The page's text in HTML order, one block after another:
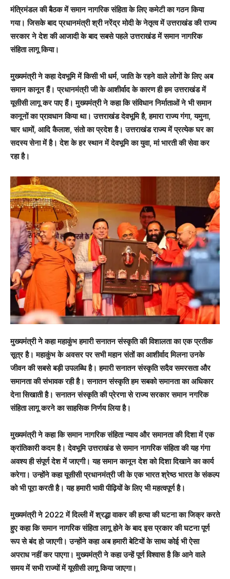
मंत्रिमंडल की बैठक में समान नागरिक संहिता के लिए कमेटी का गठन किया
गया। जिसके बाद प्रधानमंत्री श्री नरेंद्र मोदी के नेतृत्व में उत्तराखंड की राज्य
सरकार ने देश की आजादी के बाद सबसे पहले उत्तराखंड में समान नागरिक
संहिता लागू किया।
मुख्यमंत्री ने कहा देवभूमि में किसी भी धर्म, जाति के रहने वाले लोगों के लिए अब
समान कानून हैं। प्रधानमंत्री जी के आशीर्वाद के कारण ही हम उत्तराखंड में
यूसीसी लागू कर पाए हैं। मुख्यमंत्री ने कहा कि संविधान निर्माताओं ने भी समान
कानूनों का प्रावधान किया था। उत्तराखंड देवभूमि है, हमारा राज्य गंगा, यमुना,
चार धामों, आदि कैलाश, संतो का प्रदेश है। उत्तराखंड राज्य में प्रत्येक घर का
सदस्य सेना में है। देश के हर स्थान में देवभूमि का युवा, मां भारती की सेवा कर
रहा है।
मुख्यमंत्री ने कहा महाकुंभ हमारी सनातन संस्कृति की विशालता का एक प्रतीक
सूत्र है। महाकुंभ के अवसर पर सभी महान संतों का आशीर्वाद मिलना उनके
जीवन की सबसे बड़ी उपलब्धि है। हमारी सनातन संस्कृति सदैव समरसता और
समानता की संभावक रही है। सनातन संस्कृति हम सबको समानता का अधिकार
देना सिखाती है। सनातन संस्कृति की प्रेरणा से राज्य सरकार समान नगरिक
संहिता लागू करने का साहसिक निर्णय लिया है।
मुख्यमंत्री ने कहा कि समान नागरिक संहिता न्याय और समानता की दिशा में एक
क्रांतिकारी कदम है। देवभूमि उत्तराखंड से समान नागरिक संहिता की यह गंगा
अवश्य ही संपूर्ण देश में जाएगी। यह समान कानून देश को दिशा दिखाने का कार्य
करेगा। उन्होंने कहा यूसीसी प्रधानमंत्री जी के एक भारत श्रेष्ठ भारत के संकल्प
को भी पूरा करती है। यह हमारी भावी पीढ़ियों के लिए भी महत्वपूर्ण है।
मुख्यमंत्री ने 2022 में दिल्ली में श्रद्धा वाकर की हत्या की घटना का जिक्र करते
हुए कहा कि समान नागरिक संहिता लागू होने के बाद इस प्रकार की घटना पूर्ण
रूप से बंद हो जाएगी। उन्होंने कहा अब हमारी बेटियों के साथ कोई भी ऐसा
अपराध नहीं कर पाएगा। मुख्यमंत्री ने कहा उन्हें पूर्ण विश्वास है कि आने वाले
समय में सभी राज्यों में यूसीसी लागू किया जाएगा।